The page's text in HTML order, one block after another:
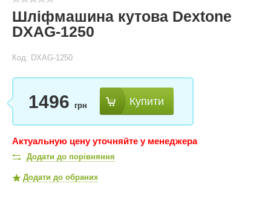
Шліфмашина кутова Dextone
DXAG-1250
Код: DXAG-1250
1496 грн Купити
Актуальную цену уточняйте у менеджера
Додати до порівняння
Додати до обраних